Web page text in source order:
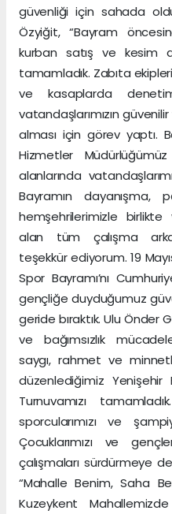
güvenliği için sahada
Özyiğit, “Bayram
kurban satış ve kesim
tamamladık. Zabıta
ve kasaplarda
vatandaşlarımızın
alması için görev yaptı.
Hizmetler
alanlarında
Bayramın
hemşehrilerimizle
alan tüm çalışma
teşekkür ediyorum. 19
Spor Bayramı’nı
gençliğe duyduğumuz
geride bıraktık. Ulu Önder
ve bağımsızlık
saygı, rahmet ve
düzenlediğimiz Yenişehir
Turnuvamızı
sporcularımızı ve
Çocuklarımızı ve
çalışmaları sürdürmeye
“Mahalle Benim, Saha
Kuzeykent